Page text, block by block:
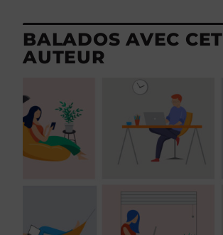
BALADOS AVEC CET
AUTEUR